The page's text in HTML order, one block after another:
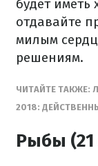
будет иметь
отдавайте
милым
решениям.
ЧИТАЙТЕ ТАКЖЕ:
2018:
Рыбы (21